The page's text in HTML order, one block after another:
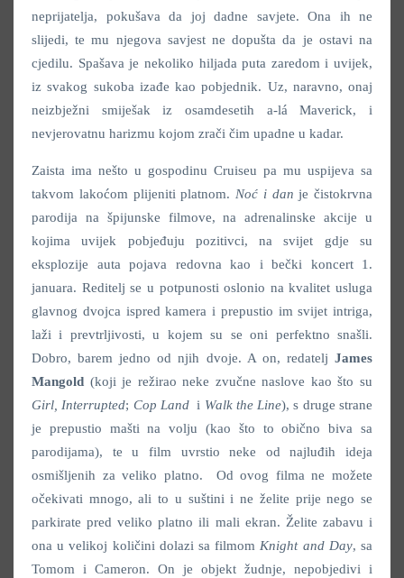
neprijatelja, pokušava da joj dadne savjete. Ona ih ne
slijedi, te mu njegova savjest ne dopušta da je ostavi na
cjedilu. Spašava je nekoliko hiljada puta zaredom i uvijek,
iz svakog sukoba izađe kao pobjednik. Uz, naravno, onaj
neizbježni smiješak iz osamdesetih a-lá Maverick, i
nevjerovatnu harizmu kojom zrači čim upadne u kadar.
Zaista ima nešto u gospodinu Cruiseu pa mu uspijeva sa
takvom lakoćom plijeniti platnom. Noć i dan je čistokrvna
parodija na špijunske filmove, na adrenalinske akcije u
kojima uvijek pobjeđuju pozitivci, na svijet gdje su
eksplozije auta pojava redovna kao i bečki koncert 1.
januara. Reditelj se u potpunosti oslonio na kvalitet usluga
glavnog dvojca ispred kamera i prepustio im svijet intriga,
laži i prevtrljivosti, u kojem su se oni perfektno snašli.
Dobro, barem jedno od njih dvoje. A on, redatelj James
Mangold (koji je režirao neke zvučne naslove kao što su
Girl, Interrupted; Cop Landi Walk the Line), s druge strane
je prepustio mašti na volju (kao što to obično biva sa
parodijama), te u film uvrstio neke od najluđih ideja
osmišljenih za veliko platno. Od ovog filma ne možete
očekivati mnogo, ali to u suštini i ne želite prije nego se
parkirate pred veliko platno ili mali ekran. Želite zabavu i
ona u velikoj količini dolazi sa filmom Knight and Day, sa
Tomom i Cameron. On je objekt žudnje, nepobjedivi i